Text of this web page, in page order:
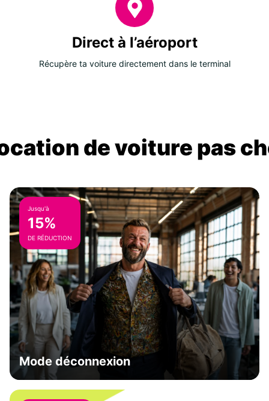
Direct à l’aéroport
Récupère ta voiture directement dans le terminal
de voiture pas
Jusqu'à
15%
DE RÉDUCTION
Mode déconnexion